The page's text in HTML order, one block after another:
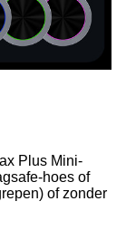
Plus Mini-
hoes of
of zonder